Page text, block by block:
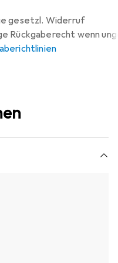
gesetzl. Widerruf
Rückgaberecht wenn